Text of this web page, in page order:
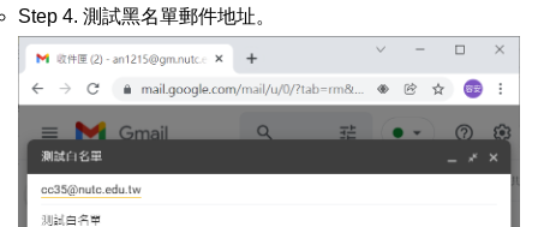
Step 4. 測試黑名單郵件地址。